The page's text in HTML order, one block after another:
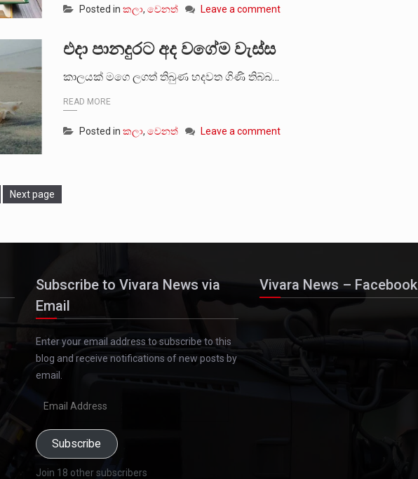
Posted in කලා, වෙනත් Leave a comment
එදා පානදුරට අද වගේම වැස්ස
කාලයක් මගෙ ලගත් තිබුණ හදවත ගිණි තිබ්බ…
READ MORE
Posted in කලා, වෙනත් Leave a comment
Next page
Subscribe to Vivara News via
Email
Enter your email address to subscribe to this
blog and receive notifications of new posts by
email.
Subscribe
Join 18 other subscribers
Vivara News – Facebook